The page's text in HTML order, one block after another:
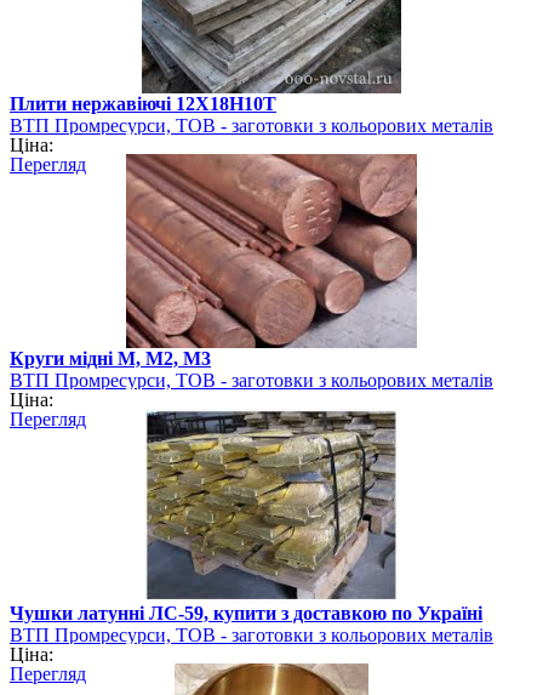
Плити нержавіючі 12Х18Н10Т
ВТП Промресурси, ТОВ - заготовки з кольорових металів
Ціна:
Перегляд
Круги мідні М, М2, М3
ВТП Промресурси, ТОВ - заготовки з кольорових металів
Ціна:
Перегляд
Чушки латунні ЛС-59, купити з доставкою по Україні
ВТП Промресурси, ТОВ - заготовки з кольорових металів
Ціна:
Перегляд